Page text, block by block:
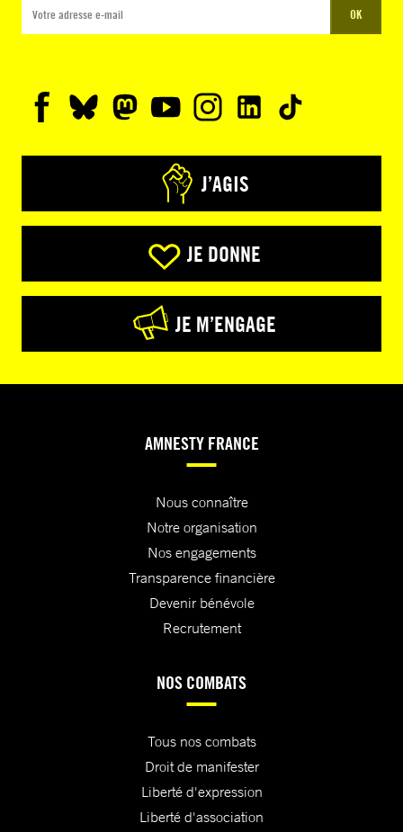
OK
J’AGIS
JE DONNE
JE M’ENGAGE
AMNESTY FRANCE
Nous connaître
Notre organisation
Nos engagements
Transparence financière
Devenir bénévole
Recrutement
NOS COMBATS
Tous nos combats
Droit de manifester
Liberté d'expression
Liberté d'association